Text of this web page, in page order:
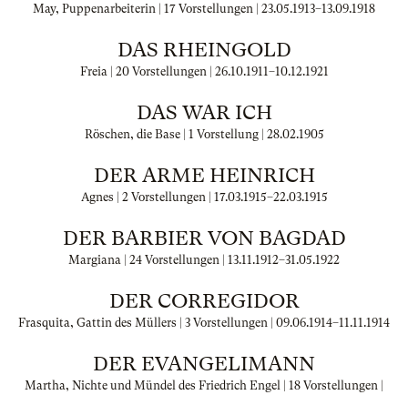
May, Puppenarbeiterin | 17 Vorstellungen | 23.05.1913–13.09.1918
DAS RHEINGOLD
Freia | 20 Vorstellungen | 26.10.1911–10.12.1921
DAS WAR ICH
Röschen, die Base | 1 Vorstellung | 28.02.1905
DER ARME HEINRICH
Agnes | 2 Vorstellungen | 17.03.1915–22.03.1915
DER BARBIER VON BAGDAD
Margiana | 24 Vorstellungen | 13.11.1912–31.05.1922
DER CORREGIDOR
Frasquita, Gattin des Müllers | 3 Vorstellungen | 09.06.1914–11.11.1914
DER EVANGELIMANN
Martha, Nichte und Mündel des Friedrich Engel | 18 Vorstellungen |